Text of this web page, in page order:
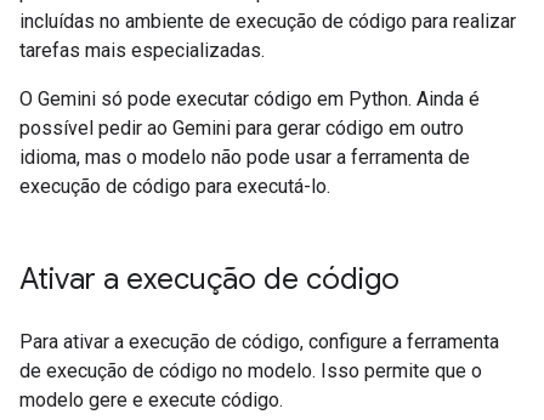
incluídas no ambiente de execução de código para realizar
tarefas mais especializadas.
O Gemini só pode executar código em Python. Ainda é
possível pedir ao Gemini para gerar código em outro
idioma, mas o modelo não pode usar a ferramenta de
execução de código para executá-lo.
Ativar a execução de código
Para ativar a execução de código, configure a ferramenta
de execução de código no modelo. Isso permite que o
modelo gere e execute código.